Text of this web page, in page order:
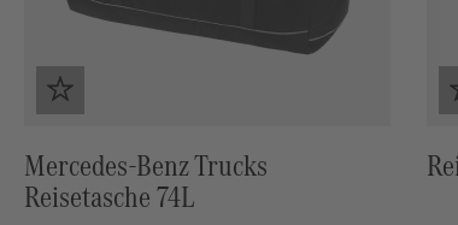
Mercedes-Benz Trucks
Reisetasche 74L